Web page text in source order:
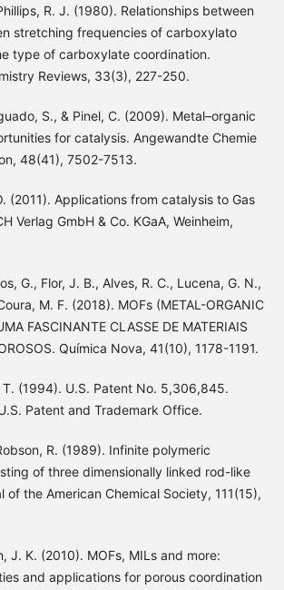
R. J. (1980). Relationships between
stretching frequencies of carboxylato
type of carboxylate coordination.
Reviews, 33(3), 227-250.
S., & Pinel, C. (2009). Metal–organic
for catalysis. Angewandte Chemie
48(41), 7502-7513.
(2011). Applications from catalysis to Gas
Verlag GmbH & Co. KGaA, Weinheim,
G., Flor, J. B., Alves, R. C., Lucena, G. N.,
M. F. (2018). MOFs (METAL-ORGANIC
FASCINANTE CLASSE DE MATERIAIS
Química Nova, 41(10), 1178-1191.
T. (1994). U.S. Patent No. 5,306,845.
Patent and Trademark Office.
R. (1989). Infinite polymeric
of three dimensionally linked rod-like
of the American Chemical Society, 111(15),
J. K. (2010). MOFs, MILs and more:
and applications for porous coordination